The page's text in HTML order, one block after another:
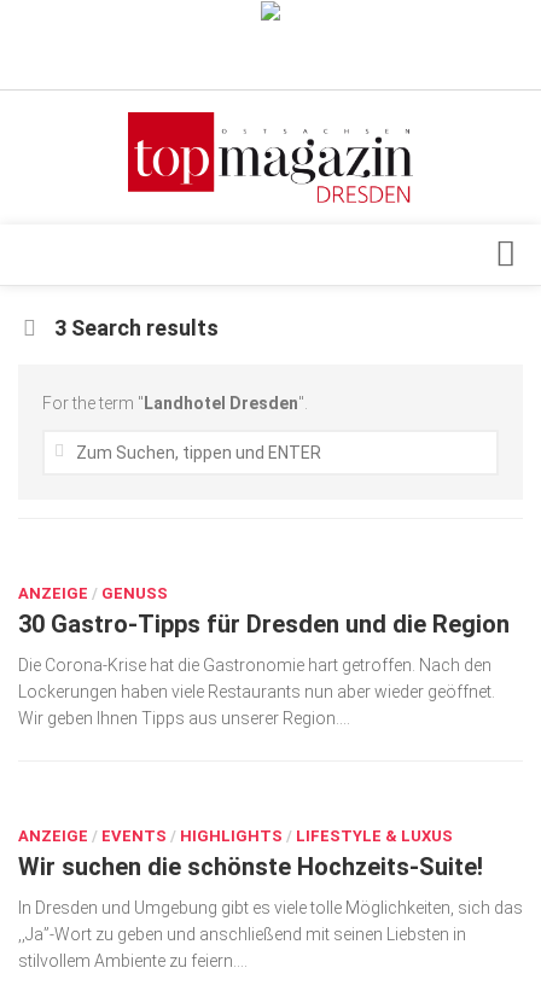
Verkaufsstellen
Top Gesundheitsforum Dresden / Ostsachsen
Genuss
Geschäft
Lifestyle
Ausflug & Reise
Podcast
3 Search results
For the term " Landhotel Dresden".
ANZEIGE / GENUSS
30 Gastro-Tipps für Dresden und die Region
Die Corona-Krise hat die Gastronomie hart getroffen. Nach den
Lockerungen haben viele Restaurants nun aber wieder geöffnet.
Wir geben Ihnen Tipps aus unserer Region....
ANZEIGE / EVENTS / HIGHLIGHTS / LIFESTYLE & LUXUS
Wir suchen die schönste Hochzeits-Suite!
In Dresden und Umgebung gibt es viele tolle Möglichkeiten, sich das
,,Ja”-Wort zu geben und anschließend mit seinen Liebsten in
stilvollem Ambiente zu feiern....